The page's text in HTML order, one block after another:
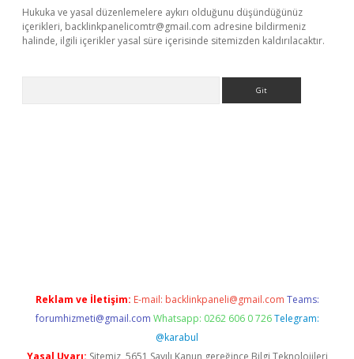
Hukuka ve yasal düzenlemelere aykırı olduğunu düşündüğünüz
içerikleri, backlinkpanelicomtr@gmail.com adresine bildirmeniz
halinde, ilgili içerikler yasal süre içerisinde sitemizden kaldırılacaktır.
Reklam ve İletişim: E-mail: backlinkpaneli@gmail.com Teams:
forumhizmeti@gmail.com Whatsapp: 0262 606 0 726 Telegram:
@karabul
Yasal Uyarı: Sitemiz, 5651 Sayılı Kanun gereğince Bilgi Teknolojileri